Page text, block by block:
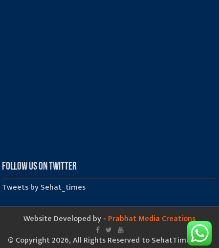
Follow us on Twitter
Tweets by Sehat_times
Website Developed by - Prabhat Media Creations
© Copyright 2026, All Rights Reserved to SehatTimes.Com